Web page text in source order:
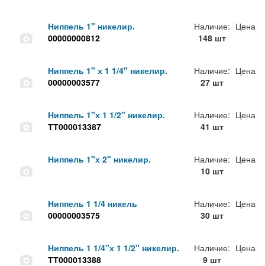
Ниппель 1" никелир.
00000000812
Наличие:
148 шт
Цена
Ниппель 1" х 1 1/4" никелир.
00000003577
Наличие:
27 шт
Цена
Ниппель 1"х 1 1/2" никелир.
ТТ000013387
Наличие:
41 шт
Цена
Ниппель 1"х 2" никелир.
Наличие:
10 шт
Цена
Ниппель 1 1/4 никель
00000003575
Наличие:
30 шт
Цена
Ниппель 1 1/4"х 1 1/2" никелир.
ТТ000013388
Наличие:
9 шт
Цена